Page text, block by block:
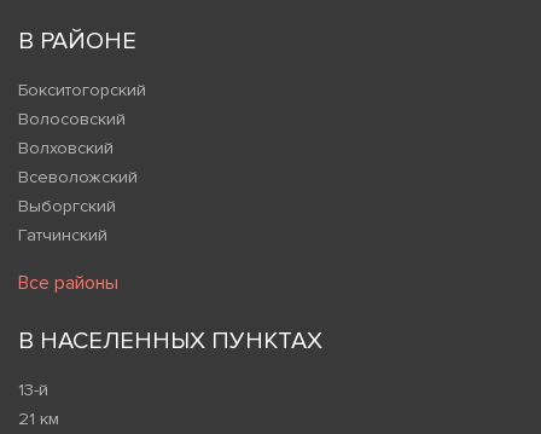
В РАЙОНЕ
Бокситогорский
Волосовский
Волховский
Всеволожский
Выборгский
Гатчинский
Все районы
В НАСЕЛЕННЫХ ПУНКТАХ
13-й
21 км